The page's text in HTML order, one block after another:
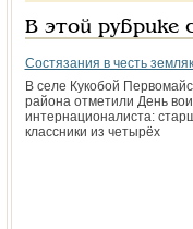
В этой рубрике
Состязания в честь
В селе Кукобой
района отметили День
интернационалиста:
классники из четырёх